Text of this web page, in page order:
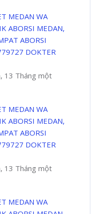
MEDAN WA
ABORSI MEDAN,
ABORSI
DOKTER
13 Tháng một
MEDAN WA
ABORSI MEDAN,
ABORSI
DOKTER
13 Tháng một
MEDAN WA